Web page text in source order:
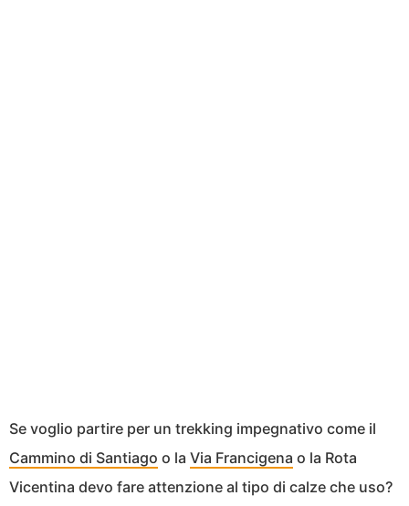
Se voglio partire per un trekking impegnativo come il
Cammino di Santiago o la Via Francigena o la Rota
Vicentina devo fare attenzione al tipo di calze che uso?